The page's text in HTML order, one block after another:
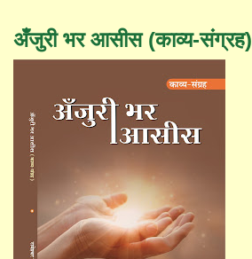
अँजुरी भर आसीस (काव्य-संग्रह)